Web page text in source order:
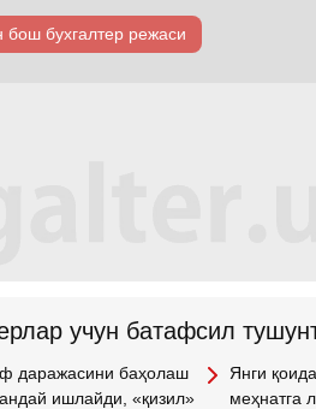
бош бухгалтер режаси
учун батафсил
даражасини баҳолаш
ишлайди, «қизил»
Янги
меҳнатга